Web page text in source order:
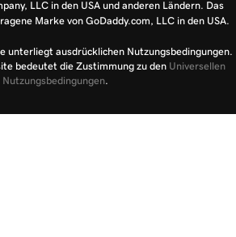
LLC in den USA und anderen Ländern. Das
Marke von GoDaddy.com, LLC in den USA.
unterliegt ausdrücklichen Nutzungsbedingungen.
bedeutet die Zustimmung zu den Universellen
Nutzungsbedingungen.